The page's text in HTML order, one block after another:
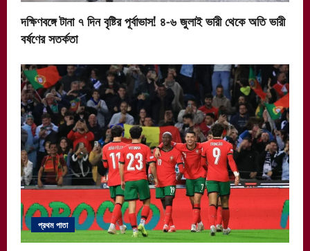
দক্ষিণবঙ্গে টানা ৭ দিন বৃষ্টির পূর্বাভাস! ৪-৬ জুলাই ভারী থেকে অতি ভারী
বর্ষণের সতর্কতা
প্রথম পাতা